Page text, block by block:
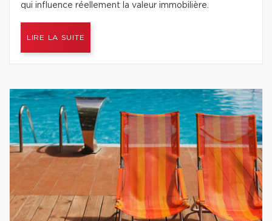
qui influence réellement la valeur immobilière.
LIRE LA SUITE